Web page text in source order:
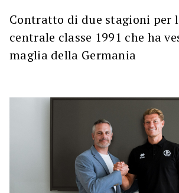
Contratto di due stagioni per
centrale classe 1991 che ha
maglia della Germania